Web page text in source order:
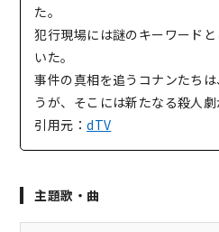
た。
犯行現場には謎のキーワード
いた。
事件の真相を追うコナンたち
うが、そこには新たなる殺人
引用元：dTV
主題歌・曲